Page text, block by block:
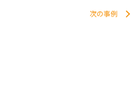
次の事例